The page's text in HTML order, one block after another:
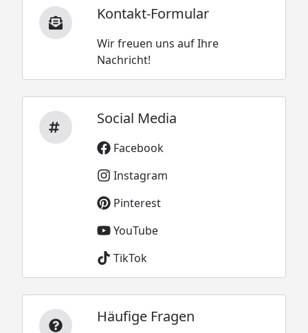
Kontakt-Formular
Wir freuen uns auf Ihre
Nachricht!
Social Media
Facebook
Instagram
Pinterest
YouTube
TikTok
Häufige Fragen